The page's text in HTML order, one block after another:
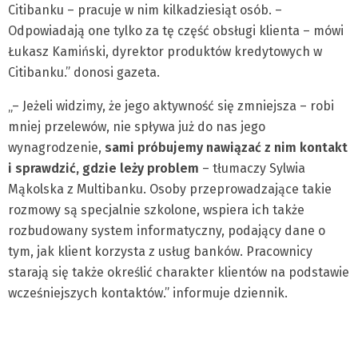
Citibanku – pracuje w nim kilkadziesiąt osób. –
Odpowiadają one tylko za tę część obsługi klienta – mówi
Łukasz Kamiński, dyrektor produktów kredytowych w
Citibanku.” donosi gazeta.
„– Jeżeli widzimy, że jego aktywność się zmniejsza – robi
mniej przelewów, nie spływa już do nas jego
wynagrodzenie, sami próbujemy nawiązać z nim kontakt
i sprawdzić, gdzie leży problem – tłumaczy Sylwia
Mąkolska z Multibanku. Osoby przeprowadzające takie
rozmowy są specjalnie szkolone, wspiera ich także
rozbudowany system informatyczny, podający dane o
tym, jak klient korzysta z usług banków. Pracownicy
starają się także określić charakter klientów na podstawie
wcześniejszych kontaktów.” informuje dziennik.